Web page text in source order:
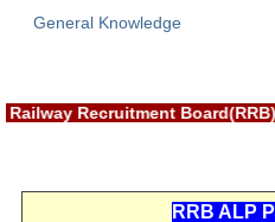
General Knowledge
with Railway Recruitment
RRB ALP